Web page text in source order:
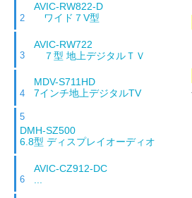
2
AVIC-RW822-D
ワイド７V型
3
AVIC-RW722
７型 地上デジタルＴＶ
4
MDV-S711HD
7インチ地上デジタルTV
5
DMH-SZ500
6.8型 ディスプレイオーディオ
6
AVIC-CZ912-DC